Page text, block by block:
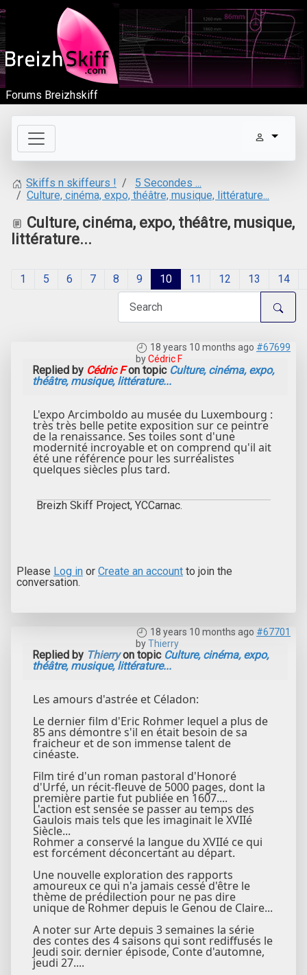
Forums Breizhskiff
Skiffs n skiffeurs !
5 Secondes ...
Culture, cinéma, expo, théâtre, musique, littérature...
Culture, cinéma, expo, théâtre, musique,
littérature...
1 5 6 7 8 9 10 11 12 13 14
18 years 10 months ago #67699
byCédric F
Replied by Cédric Fon topic Culture, cinéma, expo,
théâtre, musique, littérature...
L'expo Arcimboldo au musée du Luxembourg :
très très belle petite exposition sur ce peintre
de la renaissance. Ses toiles sont d'une
modernité incroyable et on comprend qu'il ait
été une référence pour les surréalistes
quelques siècles plus tard.
Breizh Skiff Project, YCCarnac.
Please Log in or Create an account to join the
conversation.
18 years 10 months ago #67701
byThierry
Replied by Thierryon topic Culture, cinéma, expo,
théâtre, musique, littérature...
Les amours d'astrée et Céladon:
Le dernier film d'Eric Rohmer lequel a plus de
85 ans démontre s'il en était besoin de sa
fraicheur et de son immense talent de
cinéaste.
Film tiré d'un roman pastoral d'Honoré
d'Urfé, un récit-fleuve de 5000 pages, dont la
première partie fut publiée en 1607....
L'action est sensée se passer au temps des
Gaulois mais tels que les imaginait le XVIIé
Siècle...
Rohmer a conservé la langue du XVIIé ce qui
est forcément déconcertant au départ.
Une nouvelle exploration des rapports
amoureux ce qui n'a jamais cessé d'être le
thème de prédilection pour ne pas dire
unique de Rohmer depuis le Genou de Claire...
A noter sur Arte depuis 3 semaines la série
des contes des 4 saisons qui sont rediffusés le
Jeudi soir. dernier épisode, Conte d'automne,
jeudi 27....